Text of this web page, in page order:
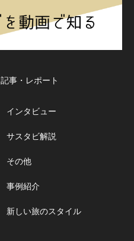
記事・レポート
インタビュー
サスタビ解説
その他
事例紹介
新しい旅のスタイル